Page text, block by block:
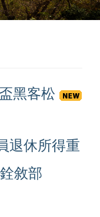
黑客松
退休所得重
敘部